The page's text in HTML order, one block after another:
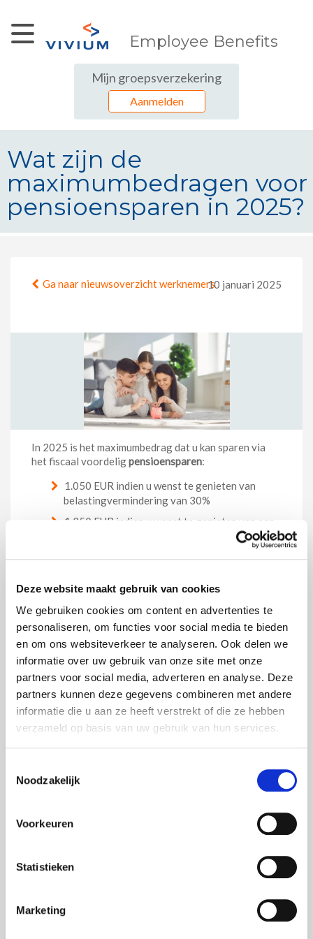
Deze website maakt gebruik van cookies
We gebruiken cookies om content en advertenties te
personaliseren, om functies voor social media te bieden
en om ons websiteverkeer te analyseren. Ook delen we
informatie over uw gebruik van onze site met onze
partners voor social media, adverteren en analyse. Deze
partners kunnen deze gegevens combineren met andere
informatie die u aan ze heeft verstrekt of die ze hebben
verzameld op basis van uw gebruik van hun services.
Noodzakelijk
Voorkeuren
Statistieken
Marketing
Employee Benefits
Mijn groepsverzekering
Aanmelden
Wat zijn de
maximumbedragen voor
pensioensparen in 2025?
Ga naar nieuwsoverzicht werknemers10 januari 2025
In 2025 is het maximumbedrag dat u kan sparen via
het fiscaal voordeligpensioensparen:
1.050 EUR indien u wenst te genieten van
belastingvermindering van 30%
1.350 EUR indien u wenst te genieten van een
pensioenkapitaal opbouwen via het
langetermijnsparen. Het maximum bedrag dat dan in
aanmerking komt voor een belastingvermindering is
189 EUR verhoogd met 6% van uw netto belastbaar
inkomen. Het absoluut maximum is 2.530 EUR. Het
fiscaal voordeel hierop bedraagt 30% en is dus
maximaal 759 EUR.
Voor een grondige en volledige uitleg over de
modaliteiten van het pensioensparen of het
Vanaf eind 2026: een nieuw pensioenoverzicht